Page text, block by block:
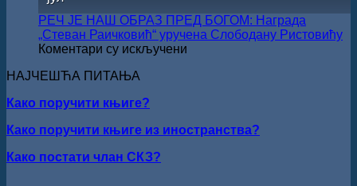
ВРШЦА:
Стефан
Кирилов
поезију
РЕЧ ЈЕ НАШ ОБРАЗ ПРЕД БОГОМ: Награда
„Стеван Раичковић“ уручена Слободану Ристовићу
Коментари су искључени
БОГОМ:
НАЈЧЕШЋА ПИТАЊА
Како поручити књиге?
Како поручити књиге из иностранства?
Како постати члан СКЗ?